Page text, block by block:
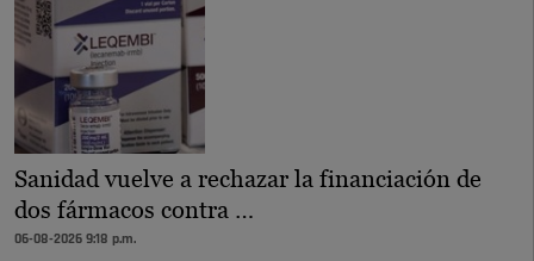
Sanidad vuelve a rechazar la financiación de
dos fármacos contra …
06-08-2026 9:18 p.m.